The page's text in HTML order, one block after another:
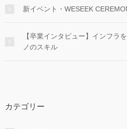
新イベント・WESEEK
【卒業インタビュー】インフラ
ノのスキル
カテゴリー